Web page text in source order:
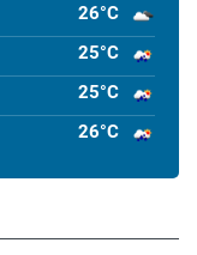
26°C
25°C
25°C
26°C